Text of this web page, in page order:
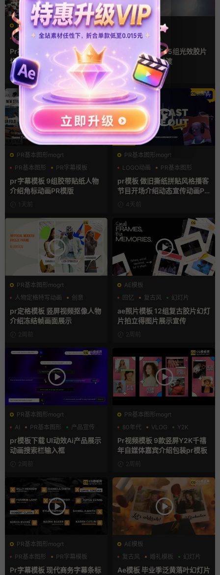
PR基本图形mogrt
PR基本图形
企业宣传模板
幻灯片
Pr视频模板 10款3D空间多屏
切换开场相册视频展示照片墙
pr模板
7小时前
FCPX转场
光效
复古风
支持Intel+M芯片
FCPX转场插件 15组光效胶片
划痕复古视频过渡
7小时前
PR基本图形mogrt
PR基本图形
PR字幕模板
人物介绍
pr字幕模板 9组胶带贴纸人物
介绍角标动画PR模版
1天前
PR基本图形mogrt
LOGO动画
PR基本图形
复古风
pr模板 做旧撕纸拼贴风格播客
节目开场介绍动态宣传动画PR
模版4天前
PR基本图形mogrt
人物定格特写动画
创意
动态海报
pr定格模板 竖屏视频抠像人物
介绍冻结帧画面展示
2周前
AE模板
回忆
复古风 幻灯片
ae照片模板 12组复古胶片幻灯
片拍立得图片展示宣传
2周前
PR基本图形mogrt
AI
PR基本图形 产品宣传
pr模板下载 UI动效Ai产品展示
动画搜索栏输入框
2周前
PR基本图形mogrt
80年代
VLOG Y2K
Pr视频模板 9款竖屏Y2K千禧
年自媒体嘉宾介绍包装pr模板
2周前
PR基本图形mogrt
PR基本图形
PR字幕模板
商务模板
Pr字幕模板 现代商务字幕条标
AE模板
复古风
婚礼模板 幻灯片
Ae模板 毕业季泛黄落叶幻灯片